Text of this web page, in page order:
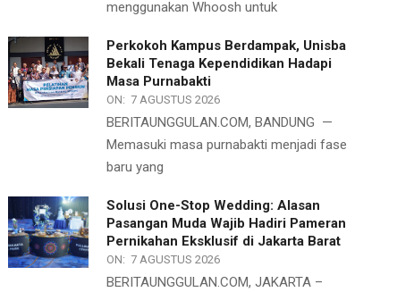
menggunakan Whoosh untuk
Perkokoh Kampus Berdampak, Unisba
Bekali Tenaga Kependidikan Hadapi
Masa Purnabakti
ON: 7 AGUSTUS 2026
BERITAUNGGULAN.COM, BANDUNG —
Memasuki masa purnabakti menjadi fase
baru yang
Solusi One-Stop Wedding: Alasan
Pasangan Muda Wajib Hadiri Pameran
Pernikahan Eksklusif di Jakarta Barat
ON: 7 AGUSTUS 2026
BERITAUNGGULAN.COM, JAKARTA –